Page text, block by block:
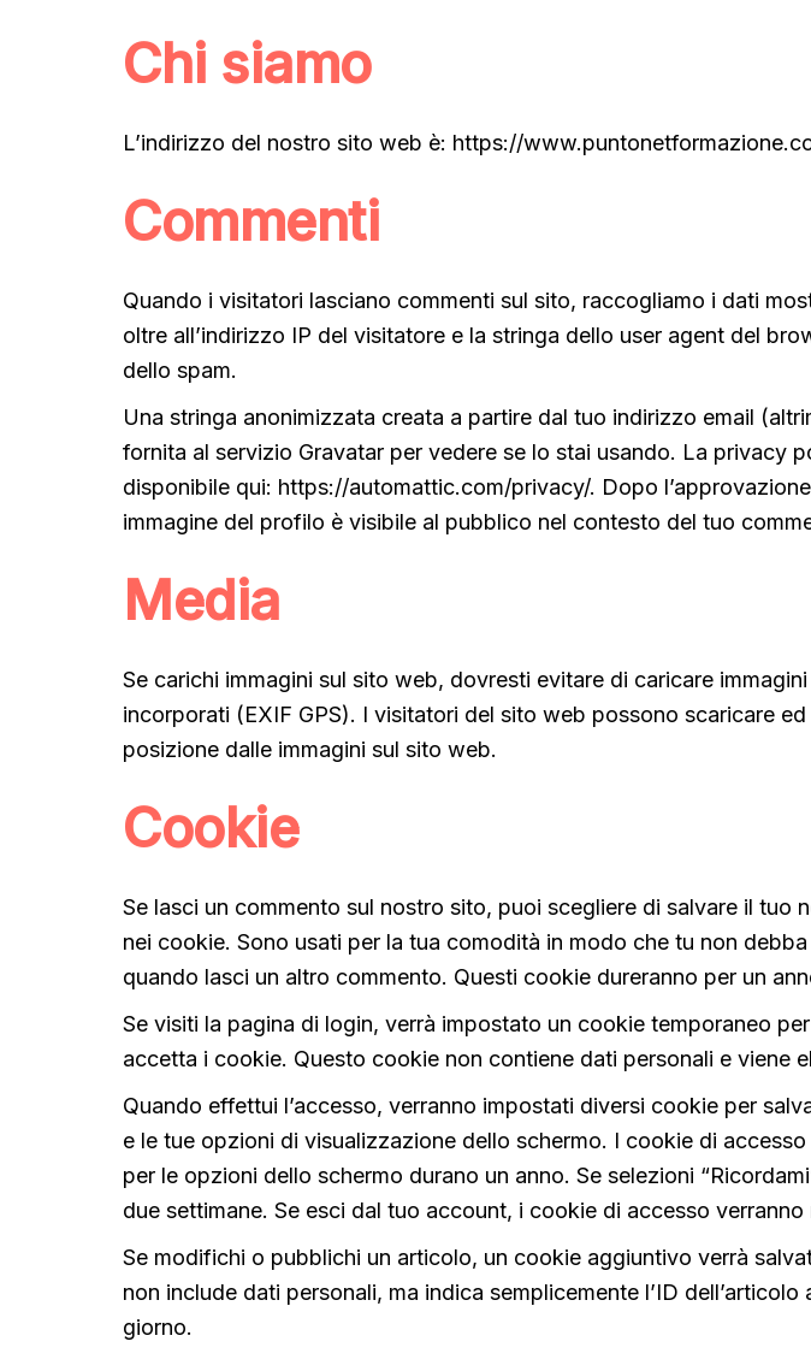
Chi siamo
L’indirizzo del nostro sito web è: https://
Commenti
Quando i visitatori lasciano commenti sul sito, raccogliamo i dati
oltre all’indirizzo IP del visitatore e la stringa dello user agent del
dello spam.
Una stringa anonimizzata creata a partire dal tuo indirizzo email
fornita al servizio Gravatar per vedere se lo stai usando. La privacy
disponibile qui: https://automattic.com/privacy/. Dopo
immagine del profilo è visibile al pubblico nel contesto del tuo
Media
Se carichi immagini sul sito web, dovresti evitare di caricare
incorporati (EXIF GPS). I visitatori del sito web possono scaricare
posizione dalle immagini sul sito web.
Cookie
Se lasci un commento sul nostro sito, puoi scegliere di salvare il tuo
nei cookie. Sono usati per la tua comodità in modo che tu non
quando lasci un altro commento. Questi cookie dureranno per un
Se visiti la pagina di login, verrà impostato un cookie temporaneo
accetta i cookie. Questo cookie non contiene dati personali e viene
Quando effettui l’accesso, verranno impostati diversi cookie per
e le tue opzioni di visualizzazione dello schermo. I cookie di
per le opzioni dello schermo durano un anno. Se selezioni
due settimane. Se esci dal tuo account, i cookie di accesso verranno
Se modifichi o pubblichi un articolo, un cookie aggiuntivo verrà
non include dati personali, ma indica semplicemente l’ID
giorno.